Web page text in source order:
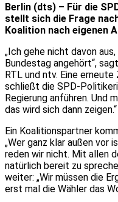
Berlin (dts) – Für die
stellt sich die Frage
Koalition nach eigenen
„Ich gehe nicht davon
Bundestag angehört“,
RTL und ntv. Eine
schließt die SPD-
Regierung anführen. Und
das wird sich dann zeigen.“
Ein Koalitionspartner
„Wer ganz klar außen vor
reden wir nicht. Mit allen
natürlich bereit zu
weiter: „Wir müssen die
erst mal die Wähler das